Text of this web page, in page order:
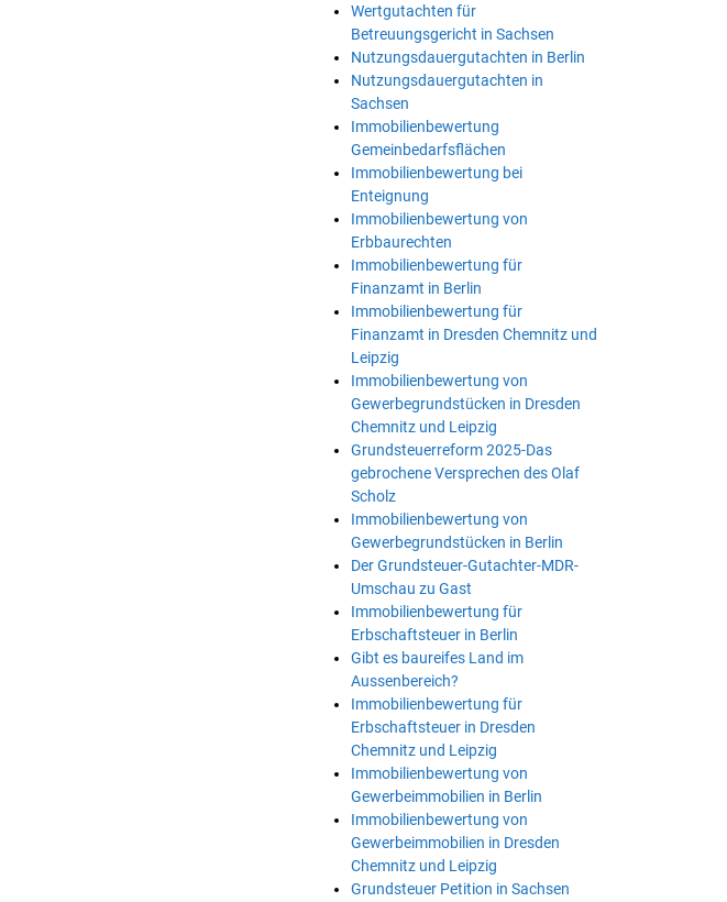
Wertgutachten für
Betreuungsgericht in Sachsen
Nutzungsdauergutachten in Berlin
Nutzungsdauergutachten in
Sachsen
Immobilienbewertung
Gemeinbedarfsflächen
Immobilienbewertung bei
Enteignung
Immobilienbewertung von
Erbbaurechten
Immobilienbewertung für
Finanzamt in Berlin
Immobilienbewertung für
Finanzamt in Dresden Chemnitz und
Leipzig
Immobilienbewertung von
Gewerbegrundstücken in Dresden
Chemnitz und Leipzig
Grundsteuerreform 2025-Das
gebrochene Versprechen des Olaf
Scholz
Immobilienbewertung von
Gewerbegrundstücken in Berlin
Der Grundsteuer-Gutachter-MDR-
Umschau zu Gast
Immobilienbewertung für
Erbschaftsteuer in Berlin
Gibt es baureifes Land im
Aussenbereich?
Immobilienbewertung für
Erbschaftsteuer in Dresden
Chemnitz und Leipzig
Immobilienbewertung von
Gewerbeimmobilien in Berlin
Immobilienbewertung von
Gewerbeimmobilien in Dresden
Chemnitz und Leipzig
Grundsteuer Petition in Sachsen